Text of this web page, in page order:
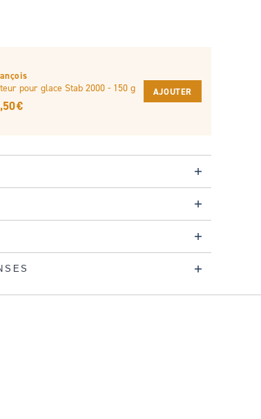
pour glace Stab 2000 - 150 g
€
AJOUTER